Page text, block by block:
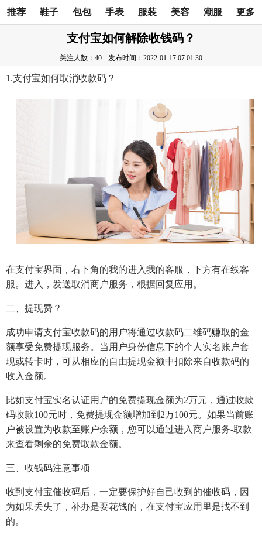
推荐 鞋子 包包 手表 服装 美容 潮服 更多
支付宝如何解除收钱码？
关注人数：40 发布时间：2022-01-17 07:01:30
1.支付宝如何取消收款码？
在支付宝界面，右下角的我的进入我的客服，下方有在线客
服。进入，发送取消商户服务，根据回复应用。
二、提现费？
成功申请支付宝收款码的用户将通过收款码二维码赚取的金
额享受免费提现服务。当用户身份信息下的个人实名账户套
现或转卡时，可从相应的自由提现金额中扣除来自收款码的
收入金额。
比如支付宝实名认证用户的免费提现金额为2万元，通过收款
码收款100元时，免费提现金额增加到2万100元。如果当前账
户被设置为收款至账户余额，您可以通过进入商户服务-取款
来查看剩余的免费取款金额。
三、收钱码注意事项
收到支付宝催收码后，一定要保护好自己收到的催收码，因
为如果丢失了，补办是要花钱的，在支付宝应用里是找不到
的。